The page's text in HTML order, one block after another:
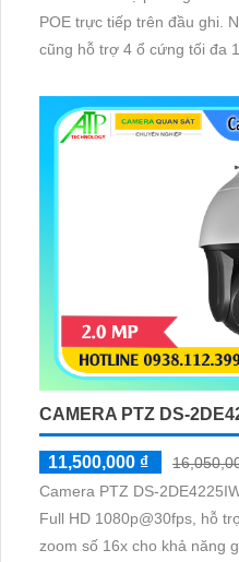
POE trực tiếp trên đầu ghi. Ngoài ra mẫu đầu ghi này
cũng hỗ trợ 4 ổ cứng tối đa
CAMERA PTZ DS-
11,500,000 ₫
Camera PTZ DS-
Full HD 1080p@30fps, hỗ
zoom số 16x cho khả năng